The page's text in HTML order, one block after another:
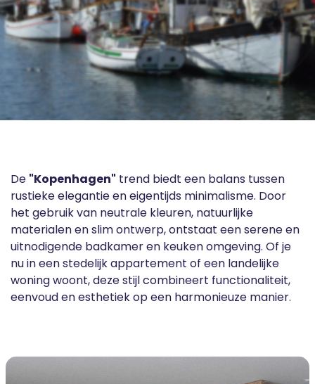
De "Kopenhagen" trend biedt een balans tussen
rustieke elegantie en eigentijds minimalisme. Door
het gebruik van neutrale kleuren, natuurlijke
materialen en slim ontwerp, ontstaat een serene en
uitnodigende badkamer en keuken omgeving. Of je
nu in een stedelijk appartement of een landelijke
woning woont, deze stijl combineert functionaliteit,
eenvoud en esthetiek op een harmonieuze manier.